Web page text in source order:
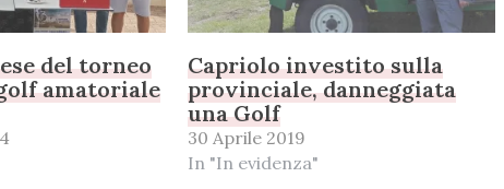
del torneo
amatoriale
Capriolo investito sulla
provinciale, danneggiata
una Golf
30 Aprile 2019
In "In evidenza"